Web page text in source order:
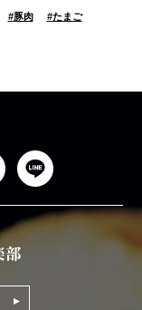
#豚肉 #たまご